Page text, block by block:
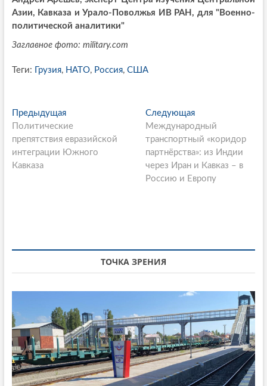
Азии, Кавказа и Урало-Поволжья ИВ РАН, для "Военно-
политической аналитики"
Заглавное фото: military.com
Теги: Грузия, НАТО, Россия, США
P
o
s
t
i
g
a
t
i
o
n
ПредыдущаяП
р
е
д
я
:
Политические
препятствия евразийской
интеграции Южного
Кавказа
Следующая
л
е
д
у
ю
:
Международный
транспортный «коридор
партнёрства»: из Индии
через Иран и Кавказ – в
Россию и Европу
ТОЧКА ЗРЕНИЯ